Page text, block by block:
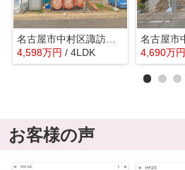
名古屋市中村区諏訪町２丁目84『仲介料無料』新築戸建て
4,598万円 / 4LDK
4,690万円
お客様の声